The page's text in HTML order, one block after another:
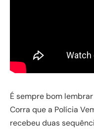
É sempre bom
Corra que a Polícia
recebeu duas